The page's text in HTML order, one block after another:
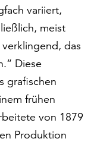
variiert,
meist
das
Diese
grafischen
frühen
von 1879
Produktion